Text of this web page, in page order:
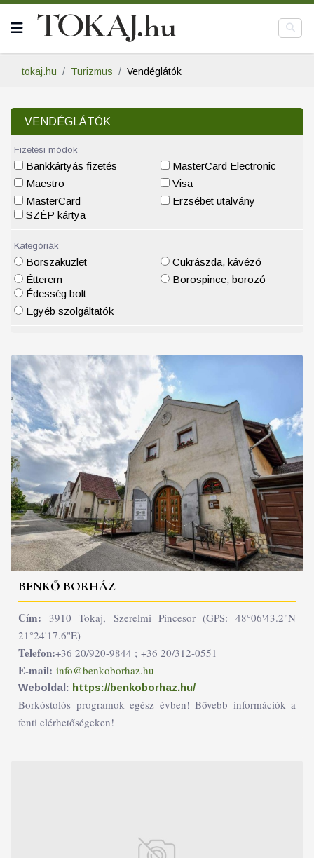
tokaj.hu Turizmus Vendéglátók
VENDÉGLÁTÓK
Fizetési módok
Bankkártyás fizetés
Maestro
MasterCard
MasterCard Electronic
Visa
Erzsébet utalvány
SZÉP kártya
Kategóriák
Borszaküzlet
Étterem
Cukrászda, kávézó
Borospince, borozó
Édesség bolt
Egyéb szolgáltatók
BENKŐ BORHÁZ
Cím: 3910 Tokaj, Szerelmi Pincesor (GPS: 48°06'43.2"N
21°24'17.6"E)
Telefon:+36 20/920-9844 ; +36 20/312-0551
E-mail: info@benkoborhaz.hu
Weboldal: https://benkoborhaz.hu/
Borkóstolós programok egész évben! Bővebb információk a
fenti elérhetőségeken!